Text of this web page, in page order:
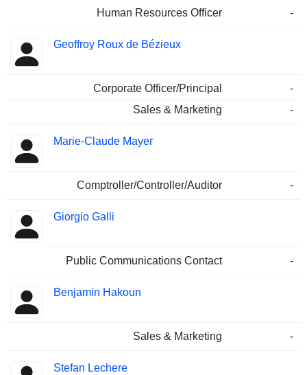
Human Resources Officer -
Geoffroy Roux de Bézieux
Corporate Officer/Principal
-
Sales & Marketing
-
Marie-Claude Mayer
Comptroller/Controller/Auditor -
Giorgio Galli
Public Communications Contact -
Benjamin Hakoun
Sales & Marketing -
Stefan Lechere